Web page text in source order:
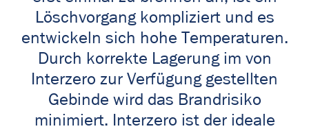
Löschvorgang kompliziert und es
entwickeln sich hohe Temperaturen.
Durch korrekte Lagerung im von
Interzero zur Verfügung gestellten
Gebinde wird das Brandrisiko
minimiert. Interzero ist der ideale